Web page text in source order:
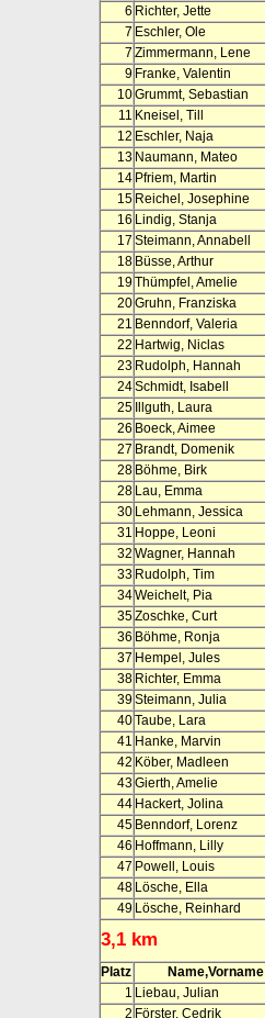
6 Richter, Jette
7 Eschler, Ole
7 Zimmermann, Lene
9 Franke, Valentin
10Grummt, Sebastian
11 Kneisel, Till
12 Eschler, Naja
13 Naumann, Mateo
14 Pfriem, Martin
15 Reichel, Josephine
16 Lindig, Stanja
17 Steimann, Annabell
18 Büsse, Arthur
19Thümpfel, Amelie
20Gruhn, Franziska
21 Benndorf, Valeria
22 Hartwig, Niclas
23 Rudolph, Hannah
24Schmidt, Isabell
25
Illguth, Laura
26 Boeck, Aimee
27 Brandt, Domenik
28 Böhme, Birk
28 Lau, Emma
30 Lehmann, Jessica
31 Hoppe, Leoni
32 Wagner, Hannah
33 Rudolph, Tim
34Weichelt, Pia
35Zoschke, Curt
36 Böhme, Ronja
37 Hempel, Jules
38 Richter, Emma
39Steimann, Julia
40Taube, Lara
41 Hanke, Marvin
42 Köber, Madleen
43Gierth, Amelie
44 Hackert, Jolina
45 Benndorf, Lorenz
46 Hoffmann, Lilly
47 Powell, Louis
48 Lösche, Ella
49 Lösche, Reinhard
3,1 km
Platz Name,Vorname
1 Liebau, Julian
2 Förster, Cedrik